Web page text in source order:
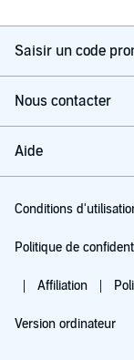
Saisir un code
Nous contacter
Aide
Conditions
Politique de
Affiliation
Version ordinateur